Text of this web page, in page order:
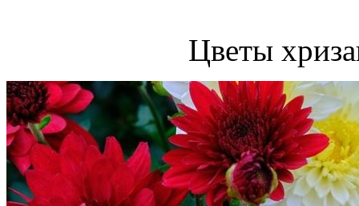
Цветы